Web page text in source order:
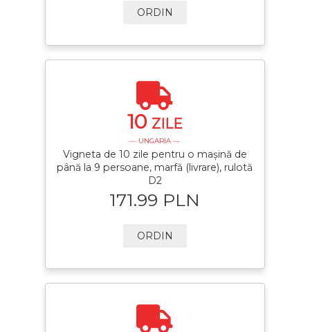
ORDIN
10 ZILE
— UNGARIA —
Vigneta de 10 zile pentru o mașină de
până la 9 persoane, marfă (livrare), rulotă
D2
171.99 PLN
ORDIN